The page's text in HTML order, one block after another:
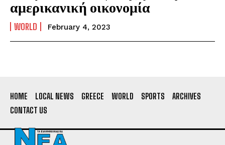
αμερικανική οικονομία
WORLD February 4, 2023
HOME LOCAL NEWS GREECE WORLD SPORTS
ARCHIVES
CONTACT US